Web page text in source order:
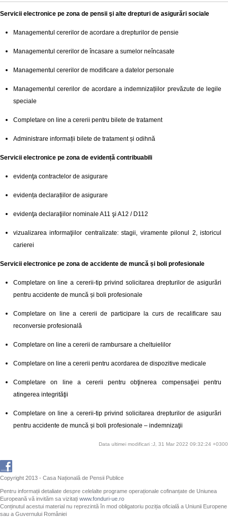
Servicii electronice pe zona de pensii şi alte drepturi de asigurări sociale
Managementul cererilor de acordare a drepturilor de pensie
Managementul cererilor de încasare a sumelor neîncasate
Managementul cererilor de modificare a datelor personale
Managementul cererilor de acordare a indemnizațiilor prevăzute de legile
speciale
Completare on line a cererii pentru bilete de tratament
Administrare informații bilete de tratament și odihnă
Servicii electronice pe zona de evidență contribuabili
evidenţa contractelor de asigurare
evidența declarațiilor de asigurare
evidenţa declaraţiilor nominale A11 şi A12 / D112
vizualizarea informaţiilor centralizate: stagii, viramente pilonul 2, istoricul
carierei
Servicii electronice pe zona de accidente de muncă și boli profesionale
Completare on line a cererii-tip privind solicitarea drepturilor de asigurări
pentru accidente de muncă și boli profesionale
Completare on line a cererii de participare la curs de recalificare sau
reconversie profesională
Completare on line a cererii de rambursare a cheltuielilor
Completare on line a cererii pentru acordarea de dispozitive medicale
Completare on line a cererii pentru obţinerea compensaţiei pentru
atingerea integrităţii
Completare on line a cererii-tip privind solicitarea drepturilor de asigurări
pentru accidente de muncă și boli profesionale – indemnizaţii
Data ultimei modificari :J, 31 Mar 2022 09:32:24 +0300
Copyright 2013 - Casa Națională de Pensii Publice
Pentru informații detaliate despre celelalte programe operaționale cofinanțate de Uniunea
Europeană vă invităm sa vizitați www.fonduri-ue.ro
Conținutul acestui material nu reprezintă în mod obligatoriu poziția oficială a Uniunii Europene
sau a Guvernului României